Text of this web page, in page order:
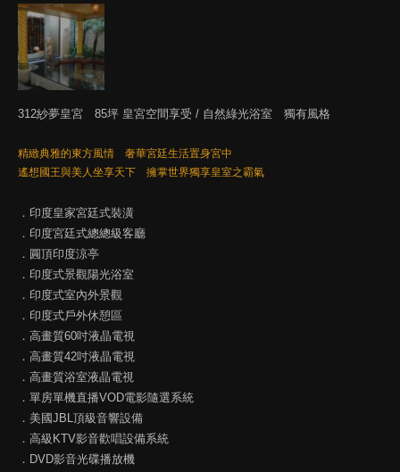
312紗夢皇宮 85坪 皇宮空間享受 / 自然綠光浴室 獨有風格
精緻典雅的東方風情 奢華宮廷生活置身宮中
遙想國王與美人坐享天下 擁掌世界獨享皇室之霸氣
．印度皇家宮廷式裝潢
．印度宮廷式總總級客廳
．圓頂印度涼亭
．印度式景觀陽光浴室
．印度式室內外景觀
．印度式戶外休憩區
．高畫質60吋液晶電視
．高畫質42吋液晶電視
．高畫質浴室液晶電視
．單房單機直播VOD電影隨選系統
．美國JBL頂級音響設備
．高級KTV影音歡唱設備系統
．DVD影音光碟播放機